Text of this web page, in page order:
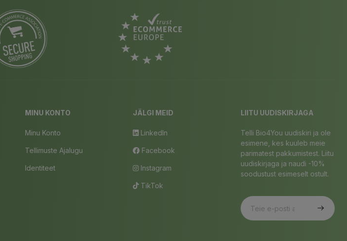
MINU KONTO
Minu Konto
Tellimuste Ajalugu
Identiteet
JÄLGI MEID
LinkedIn
Facebook
Instagram
TikTok
LIITU UUDISKIRJAGA
Telli Bio4You uudiskiri ja ole
esimene, kes kuuleb meie
parimatest pakkumistest. Liitu
uudiskirjaga ja naudi -10%
soodustust esimeselt ostult.